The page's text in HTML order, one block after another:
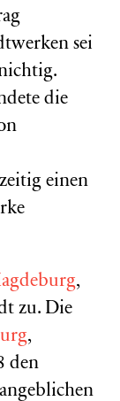
sei
die
einen
,
zu. Die
,
den